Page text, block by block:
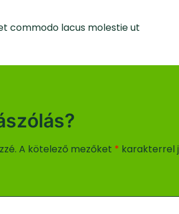
commodo lacus molestie ut
A kötelező mezőket * karakterrel